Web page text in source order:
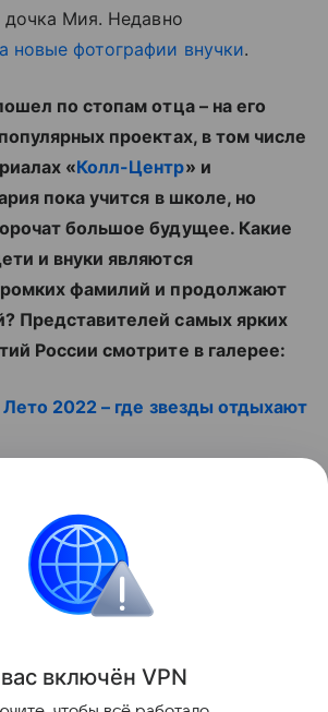
дочка Мия. Недавно
новые фотографии внучки.
по стопам отца – на его
проектах, в том числе
«Колл-Центр» и
пока учится в школе, но
большое будущее. Какие
и внуки являются
фамилий и продолжают
Представителей самых ярких
России смотрите в галерее:
Лето 2022 – где звезды отдыхают
Поделиться
включён VPN